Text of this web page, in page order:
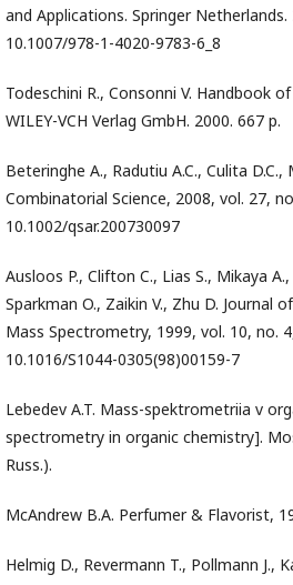
and Applications. Springer
10.1007/978-1-4020-9783-6_8
Todeschini R., Consonni V. Handbook
WILEY-VCH Verlag GmbH. 2000. 667 p.
Beteringhe A., Radutiu A.C., Culita D.C.,
Combinatorial Science, 2008, vol. 27,
10.1002/qsar.200730097
Ausloos P., Clifton C., Lias S., Mikaya
Sparkman O., Zaikin V., Zhu D. Journal
Mass Spectrometry, 1999, vol. 10, no.
10.1016/S1044-0305(98)00159-7
Lebedev A.T. Mass-spektrometriia v
spectrometry in organic chemistry].
Russ.).
McAndrew B.A. Perfumer & Flavorist,
Helmig D., Revermann T., Pollmann J.,